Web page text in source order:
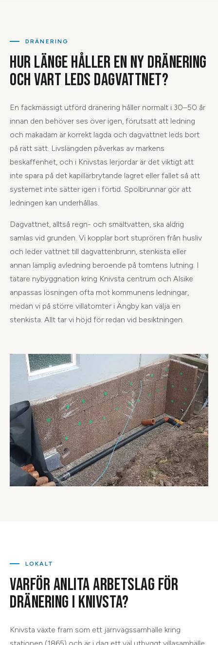
DRÄNERING
HUR LÄNGE HÅLLER EN NY DRÄNERING
OCH VART LEDS DAGVATTNET?
En fackmässigt utförd dränering håller normalt i 30–50 år
innan den behöver ses över igen, förutsatt att ledning
och makadam är korrekt lagda och dagvattnet leds bort
på rätt sätt. Livslängden påverkas av markens
beskaffenhet, och i Knivstas lerjordar är det viktigt att
inte spara på det kapillärbrytande lagret eller fallet så att
systemet inte sätter igen i förtid. Spolbrunnar gör att
ledningen kan underhållas.
Dagvattnet, alltså regn- och smältvatten, ska aldrig
samlas vid grunden. Vi kopplar bort stuprören från husliv
och leder vattnet till dagvattenbrunn, stenkista eller
annan lämplig avledning beroende på tomtens lutning. I
tätare nybyggnation kring Knivsta centrum och Alsike
anpassas lösningen ofta mot kommunens ledningar,
medan vi på större villatomter i Ängby kan välja en
stenkista. Allt tar vi höjd för redan vid besiktningen.
LOKALT
VARFÖR ANLITA ARBETSLAG FÖR
DRÄNERING I KNIVSTA?
Knivsta växte fram som ett järnvägssamhälle kring